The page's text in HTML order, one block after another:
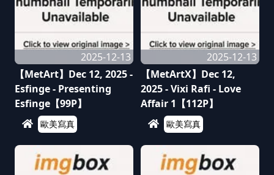
2025-12-13
【MetArt】Dec 12, 2025 -
Esfinge - Presenting
Esfinge【99P】
歐美寫真
2025-12-13
【MetArtX】Dec 12,
2025 - Vixi Rafi - Love
Affair 1【112P】
歐美寫真